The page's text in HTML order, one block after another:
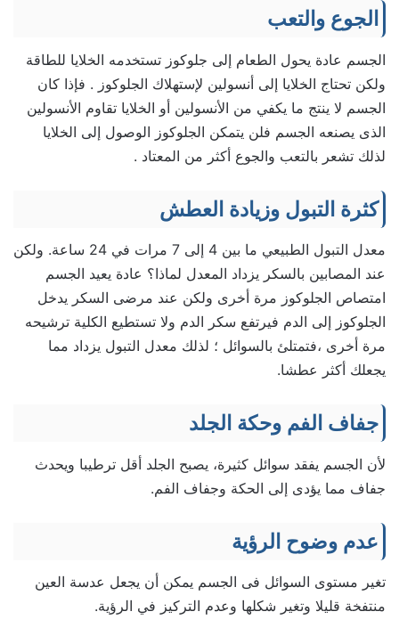
الجوع والتعب
الجسم عادة يحول الطعام إلى جلوكوز تستخدمه الخلايا للطاقة
ولكن تحتاج الخلايا إلى أنسولين لإستهلاك الجلوكوز . فإذا كان
الجسم لا ينتج ما يكفي من الأنسولين أو الخلايا تقاوم الأنسولين
الذى يصنعه الجسم فلن يتمكن الجلوكوز الوصول إلى الخلايا
لذلك تشعر بالتعب والجوع أكثر من المعتاد .
كثرة التبول وزيادة العطش
معدل التبول الطبيعي ما بين 4 إلى 7 مرات في 24 ساعة. ولكن
عند المصابين بالسكر يزداد المعدل لماذا؟ عادة يعيد الجسم
امتصاص الجلوكوز مرة أخرى ولكن عند مرضى السكر يدخل
الجلوكوز إلى الدم فيرتفع سكر الدم ولا تستطيع الكلية ترشيحه
مرة أخرى ،فتمتلئ بالسوائل ؛ لذلك معدل التبول يزداد مما
يجعلك أكثر عطشا.
جفاف الفم وحكة الجلد
لأن الجسم يفقد سوائل كثيرة، يصبح الجلد أقل ترطيبا ويحدث
جفاف مما يؤدى إلى الحكة وجفاف الفم.
عدم وضوح الرؤية
تغير مستوى السوائل فى الجسم يمكن أن يجعل عدسة العين
منتفخة قليلا وتغير شكلها وعدم التركيز في الرؤية.